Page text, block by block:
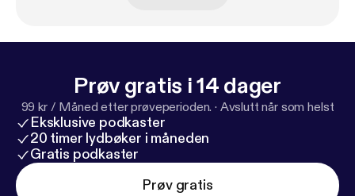
Prøv gratis i 14 dager
99 kr / Måned etter prøveperioden. · Avslutt når som helst
Eksklusive podkaster
20 timer lydbøker i måneden
Gratis podkaster
Prøv gratis